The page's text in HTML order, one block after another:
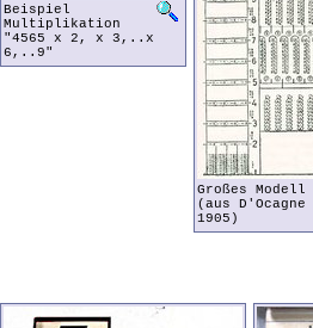
Beispiel
Multiplikation
"4565 x 2, x 3,..x
6,..9"
Großes Modell
(aus D'Ocagne
1905)